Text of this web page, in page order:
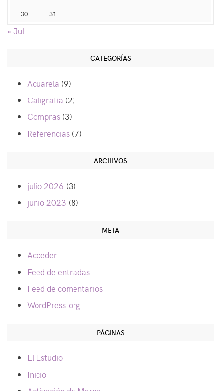
30
31
« Jul
CATEGORÍAS
Acuarela (9)
Caligrafía (2)
Compras (3)
Referencias (7)
ARCHIVOS
julio 2026 (3)
junio 2023 (8)
META
Acceder
Feed de entradas
Feed de comentarios
WordPress.org
PÁGINAS
El Estudio
Inicio